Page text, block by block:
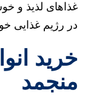
غذاهای لذیذ و
در رژیم غذایی
خرید
منجمد